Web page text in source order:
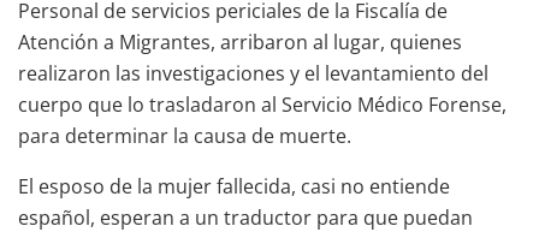
Personal de servicios periciales de la Fiscalía de
Atención a Migrantes, arribaron al lugar, quienes
realizaron las investigaciones y el levantamiento del
cuerpo que lo trasladaron al Servicio Médico Forense,
para determinar la causa de muerte.
El esposo de la mujer fallecida, casi no entiende
español, esperan a un traductor para que puedan